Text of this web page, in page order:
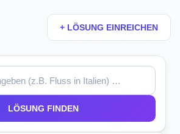
+ LÖSUNG EINREICHEN
LÖSUNG FINDEN